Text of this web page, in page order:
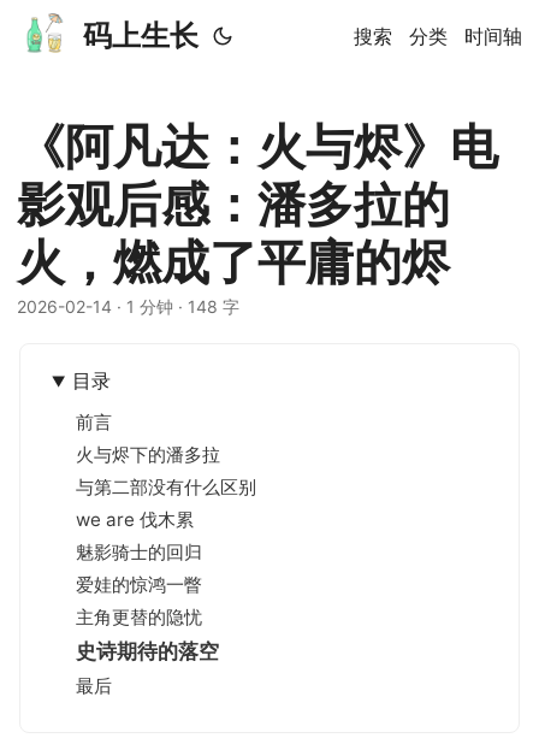
码上生长 搜索 分类 时间轴
《阿凡达：火与烬》电
影观后感：潘多拉的
火，燃成了平庸的烬
2026-02-14 · 1 分钟 · 148 字
目录
前言
火与烬下的潘多拉
与第二部没有什么区别
we are 伐木累
魅影骑士的回归
爱娃的惊鸿一瞥
主角更替的隐忧
史诗期待的落空
最后